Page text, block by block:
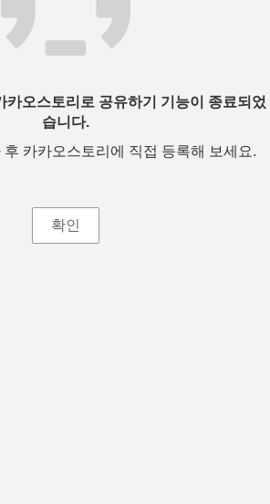
오스토리로 공유하기 기능이 종료되었
습니다.
카카오스토리에 직접 등록해 보세요.
확인